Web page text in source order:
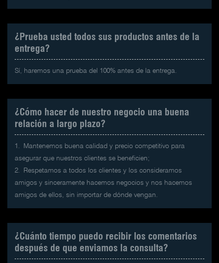
¿Prueba usted todos sus productos antes de la
entrega?
Sí, haremos una prueba del 100% antes de la entrega.
¿Cómo hacer de nuestro negocio una buena
relación a largo plazo?
1. Mantenemos buena calidad y precio competitivo para
asegurar que nuestros clientes se beneficien;
2. Respetamos a todos los clientes y los consideramos
amigos y sinceramente hacemos negocios y nos hacemos
amigos de ellos, sin importar de dónde vengan.
¿Cuánto tiempo puedo recibir los comentarios
después de que enviamos la consulta?